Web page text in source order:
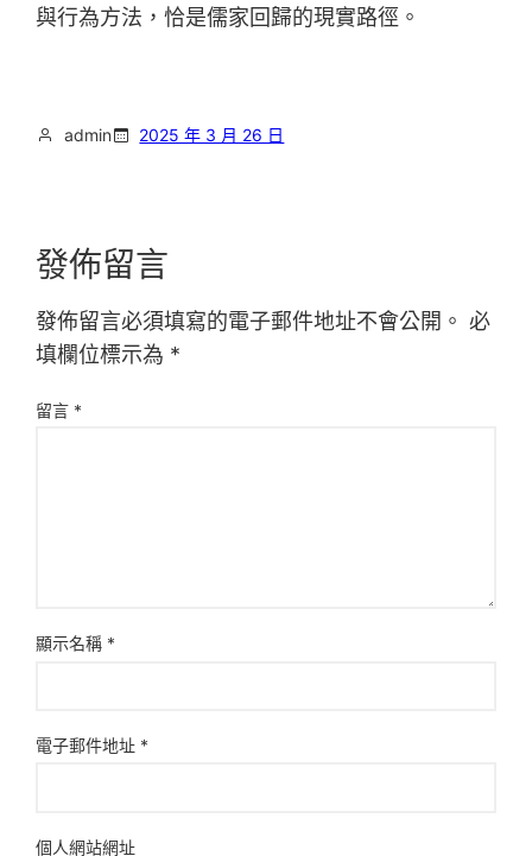
與行為方法，恰是儒家回歸的現實路徑。
admin 2025 年 3 月 26 日
發佈留言
發佈留言必須填寫的電子郵件地址不會公開。 必
填欄位標示為 *
留言 *
顯示名稱 *
電子郵件地址 *
個人網站網址